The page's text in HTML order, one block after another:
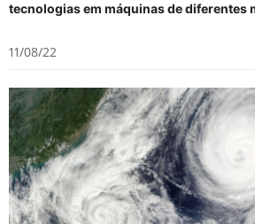
tecnologias em máquinas de diferentes
11/08/22